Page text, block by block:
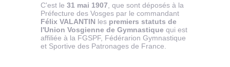
C'est le 31 mai 1907 , que sont déposés à la
Préfecture des Vosges par le commandant
Félix VALANTIN les premiers statuts de
l'Union Vosgienne de Gymnastique qui est
affiliée à la FGSPF, Fédérarion Gymnastique
et Sportive des Patronages de France.